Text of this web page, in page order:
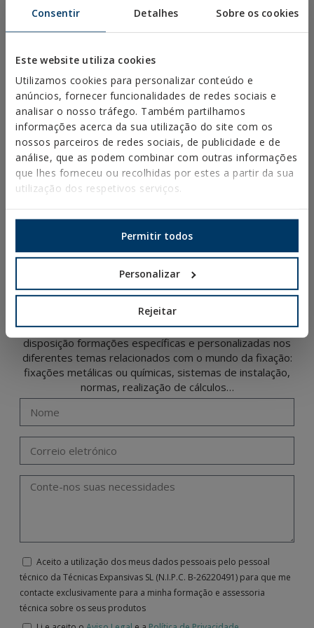
Consentir Detalhes Sobre os cookies
Este website utiliza cookies
Utilizamos cookies para personalizar conteúdo e
anúncios, fornecer funcionalidades de redes sociais e
analisar o nosso tráfego. Também partilhamos
informações acerca da sua utilização do site com os
nossos parceiros de redes sociais, de publicidade e de
análise, que as podem combinar com outras informações
que lhes forneceu ou recolhidas por estes a partir da sua
utilização dos respetivos serviços.
Permitir todos
Personalizar
Rejeitar
ABRAÇADEIRAS PLÁSTICAS
PERFIS E SUPORTES
SISTEMAS DE INSTALAÇÃO E FIXAÇÕES PARA
VARÃO ROSCADO E ACESSÓRIOS DE FIXAÇÃO
FIXAÇÃO PARA SANITÁRIOS E CLIMATIZAÇÃO
DIY
CATÁLOGO ONLINE
ACESSO AOS DOWNLOADS
NOVIDADES E PRODUTOS EM DESTAQUE
FORMAÇÃO TÉCNICA
O nosso departamento de engenharia coloca à sua
disposição formações específicas e personalizadas nos
diferentes temas relacionados com o mundo da fixação:
fixações metálicas ou químicas, sistemas de instalação,
normas, realização de cálculos…
Aceito a utilização dos meus dados pessoais pelo pessoal
técnico da Técnicas Expansivas SL (N.I.P.C. B-26220491) para que me
contacte exclusivamente para a minha formação e assessoria
técnica sobre os seus produtos